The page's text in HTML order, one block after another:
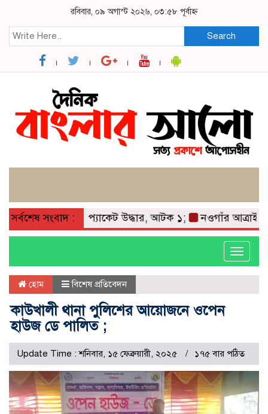
রবিবার, ০৯ অগাস্ট ২০২৬, ০৩:৫৮ পূর্বাহ্ন
Search
সর্বশেষ সংবাদ :
লাশের ৯ প্যাকেট উদ্ধার, আটক ১; নওগাঁর আত্রাইয়ে
Toggle
হোম বিশেষ প্রতিবেদন
কাউখালী থানা পুলিশের আয়োজনে ওপেন
হাউজ ডে পালিত ;
Update Time : শনিবার, ১৫ ফেব্রুয়ারী, ২০২৫ ১৭৫ বার পঠিত